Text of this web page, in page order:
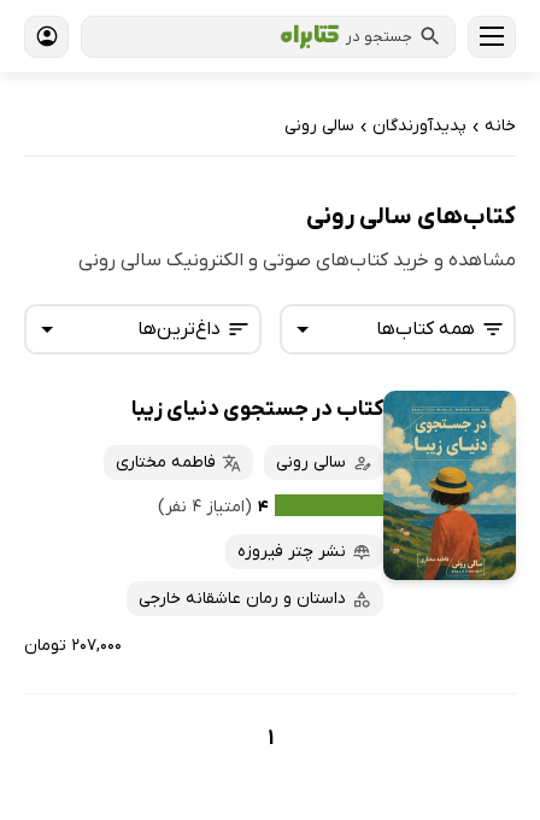
جستجو در
خانه › پدیدآورندگان › سالی رونی
کتاب‌های سالی رونی
مشاهده و خرید کتاب‌های صوتی و الکترونیک سالی رونی
داغ‌ترین‌ها
تازه‌ها
داغ‌ترین‌ها
پرفروش‌ها
پربحث‌ها
ارزان ترین‌ها
همه کتاب‌ها
همه کتاب‌ها
کتاب‌های صوتی
کتاب‌های متنی
کتاب در جستجوی دنیای زیبا
سالی رونی
فاطمه مختاری
۴ (امتیاز ۴ نفر)
نشر چتر فیروزه
داستان و رمان عاشقانه خارجی
۲۰۷,۰۰۰ تومان
1